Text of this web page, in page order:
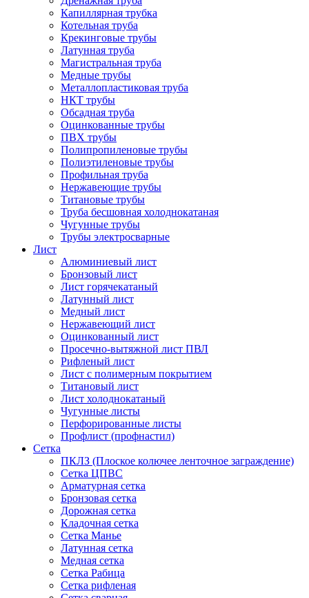
Капиллярная трубка
Котельная труба
Крекинговые трубы
Латунная труба
Магистральная труба
Медные трубы
Металлопластиковая труба
НКТ трубы
Обсадная труба
Оцинкованные трубы
ПВХ трубы
Полипропиленовые трубы
Полиэтиленовые трубы
Профильная труба
Нержавеющие трубы
Титановые трубы
Труба бесшовная холоднокатаная
Чугунные трубы
Трубы электросварные
Лист
Алюминиевый лист
Бронзовый лист
Лист горячекатаный
Латунный лист
Медный лист
Нержавеющий лист
Оцинкованный лист
Просечно-вытяжной лист ПВЛ
Рифленый лист
Лист с полимерным покрытием
Титановый лист
Лист холоднокатаный
Чугунные листы
Перфорированные листы
Профлист (профнастил)
Сетка
ПКЛЗ (Плоское колючее ленточное заграждение)
Сетка ЦПВС
Арматурная сетка
Бронзовая сетка
Дорожная сетка
Кладочная сетка
Сетка Манье
Латунная сетка
Медная сетка
Сетка Рабица
Сетка рифленая